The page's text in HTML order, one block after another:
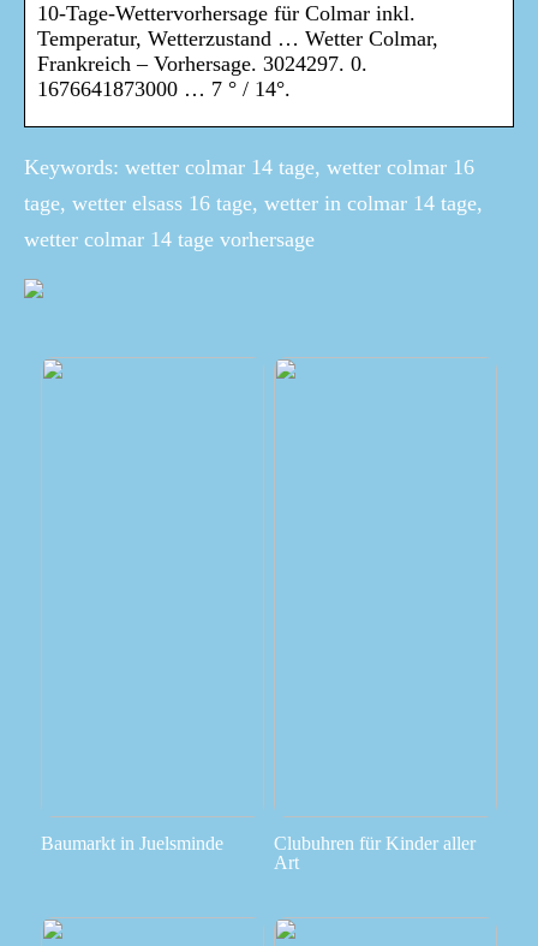
10-Tage-Wettervorhersage für Colmar inkl.
Temperatur, Wetterzustand … Wetter Colmar,
Frankreich – Vorhersage. 3024297. 0.
1676641873000 … 7 ° / 14°.
Keywords: wetter colmar 14 tage, wetter colmar 16
tage, wetter elsass 16 tage, wetter in colmar 14 tage,
wetter colmar 14 tage vorhersage
Baumarkt in Juelsminde
Clubuhren für Kinder aller
Art